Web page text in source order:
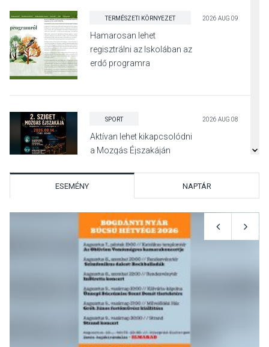
TERMÉSZETI KÖRNYEZET 2026 AUG 09
Hamarosan lehet
regisztrálni az Iskolában az
erdő programra
SPORT 2026 AUG 08
Aktívan lehet kikapcsolódni
a Mozgás Éjszakáján
KULTÚRA
Luce dell’amore – Ott Rezső
szerzői estjén lehet részt
venni Visegrádon
KÖZÉLET
Felhívás a gyermekek
ESEMÉNY NAPTÁR